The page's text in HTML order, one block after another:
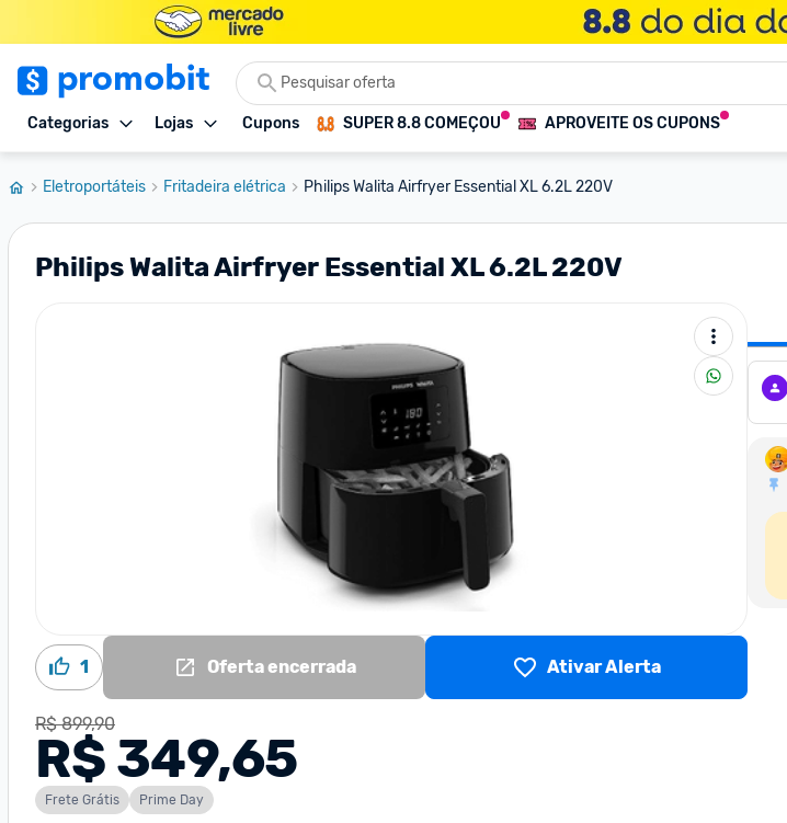
Categorias Lojas Cupons SUPER 8.8 COMEÇOU APROVEITE OS CUPONS
Eletroportáteis Fritadeira elétrica Philips Walita Airfryer Essential XL 6.2L 220V
Philips Walita Airfryer Essential XL 6.2L 220V
1 Oferta encerrada Ativar Alerta
R$ 899,90
R$ 349,65
Frete Grátis Prime Day